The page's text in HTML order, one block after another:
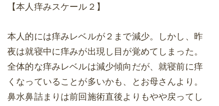
【本人痒みスケール２】
本人的には痒みレベルが２まで減少。しかし、昨
夜は就寝中に痒みが出現し目が覚めてしまった。
全体的な痒みレベルは減少傾向だが、就寝前に痒
くなっていることが多いかも、とお母さんより。
鼻水鼻詰まりは前回施術直後よりもやや戻ってし